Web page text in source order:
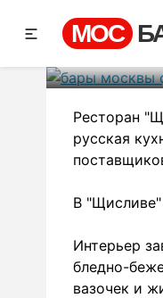
МОС
Ресторан
русская
В
Интерьер
бледно-
вазочек и